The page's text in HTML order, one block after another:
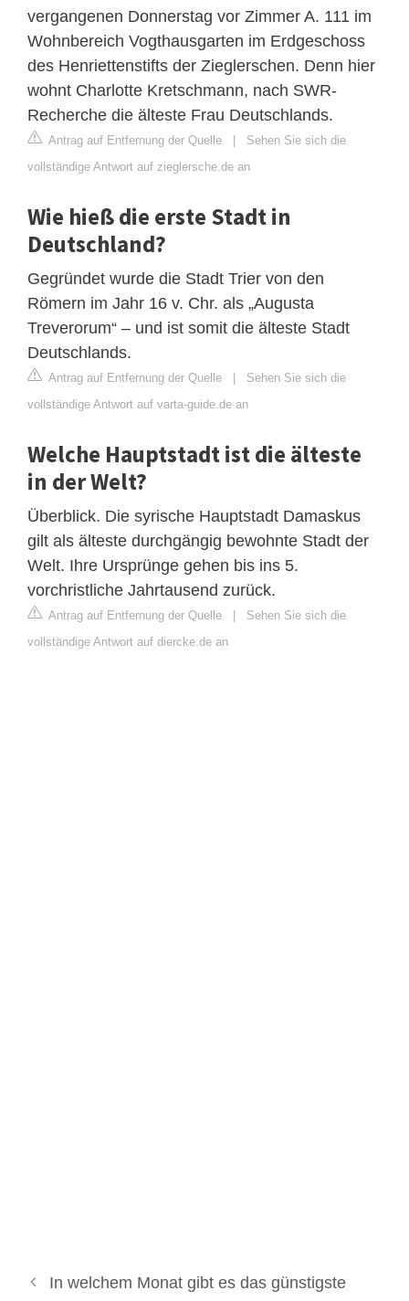
vergangenen Donnerstag vor Zimmer A. 111 im
Wohnbereich Vogthausgarten im Erdgeschoss
des Henriettenstifts der Zieglerschen. Denn hier
wohnt Charlotte Kretschmann, nach SWR-
Recherche die älteste Frau Deutschlands.
Antrag auf Entfernung der Quelle | Sehen Sie sich die
vollständige Antwort auf zieglersche.de an
Wie hieß die erste Stadt in
Deutschland?
Gegründet wurde die Stadt Trier von den
Römern im Jahr 16 v. Chr. als „Augusta
Treverorum“ – und ist somit die älteste Stadt
Deutschlands.
Antrag auf Entfernung der Quelle | Sehen Sie sich die
vollständige Antwort auf varta-guide.de an
Welche Hauptstadt ist die älteste
in der Welt?
Überblick. Die syrische Hauptstadt Damaskus
gilt als älteste durchgängig bewohnte Stadt der
Welt. Ihre Ursprünge gehen bis ins 5.
vorchristliche Jahrtausend zurück.
Antrag auf Entfernung der Quelle | Sehen Sie sich die
vollständige Antwort auf diercke.de an
In welchem ​​Monat gibt es das günstigste